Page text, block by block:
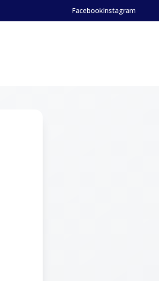
FacebookInstagram